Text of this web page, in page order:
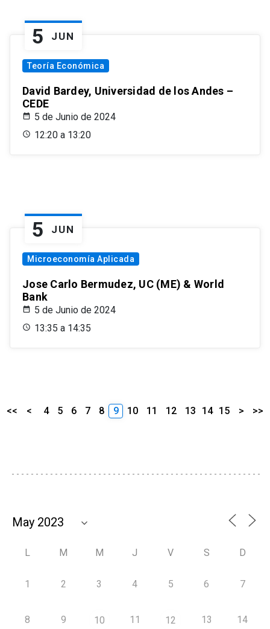
5 JUN
Teoría Económica
David Bardey, Universidad de los Andes –
CEDE
5 de Junio de 2024
12:20 a 13:20
5 JUN
Microeconomía Aplicada
Jose Carlo Bermudez, UC (ME) & World
Bank
5 de Junio de 2024
13:35 a 14:35
<< < 4 5 6 7 8 9 10 11 12 13 14 15 > >>
L M M J V S D
1 2 3 4 5 6 7
8 9 10 11 12 13 14